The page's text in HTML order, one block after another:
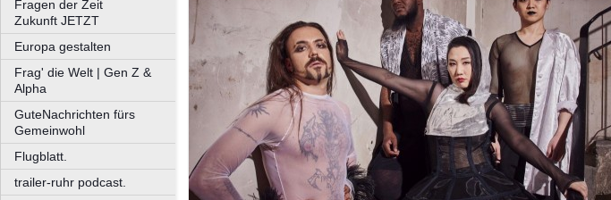
Fragen der Zeit
Zukunft JETZT
Europa gestalten
Frag' die Welt | Gen Z &
Alpha
GuteNachrichten fürs
Gemeinwohl
Flugblatt.
trailer-ruhr podcast.